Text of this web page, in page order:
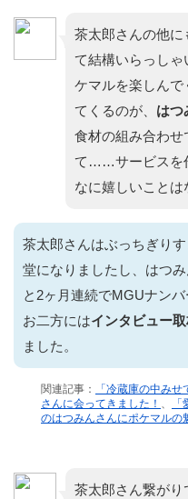
茶太郎さんの他に
て結構いらっし
ケマルを楽しんで
てくるのが、 はつ
食材の組み合わせ
て……サービスを
なに嬉しいことは
茶太郎さんはぶっちぎり
堂になりましたし、はつ
と2ヶ月連続でMGUナン
お二方にはインタビュー
ました。
関連記事：
「冷蔵庫の中み
さんに会ってきました！ 、
のはつみんさんにポケマルの
茶太郎さん繋がり